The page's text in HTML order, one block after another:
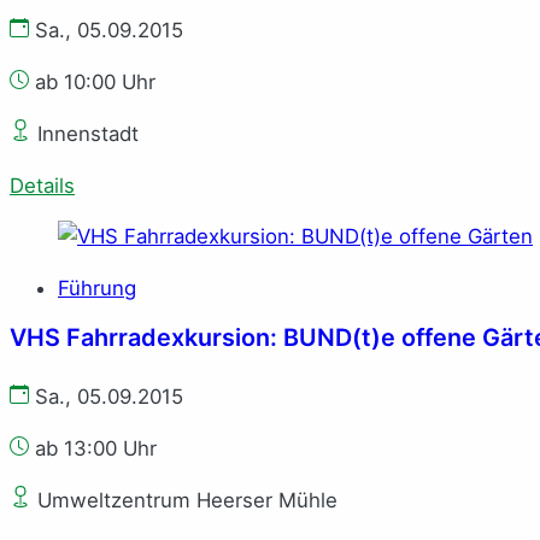
Sa., 05.09.2015
ab 10:00 Uhr
Innenstadt
Details
Führung
VHS Fahrradexkursion: BUND(t)e offene
Sa., 05.09.2015
ab 13:00 Uhr
Umweltzentrum Heerser Mühle